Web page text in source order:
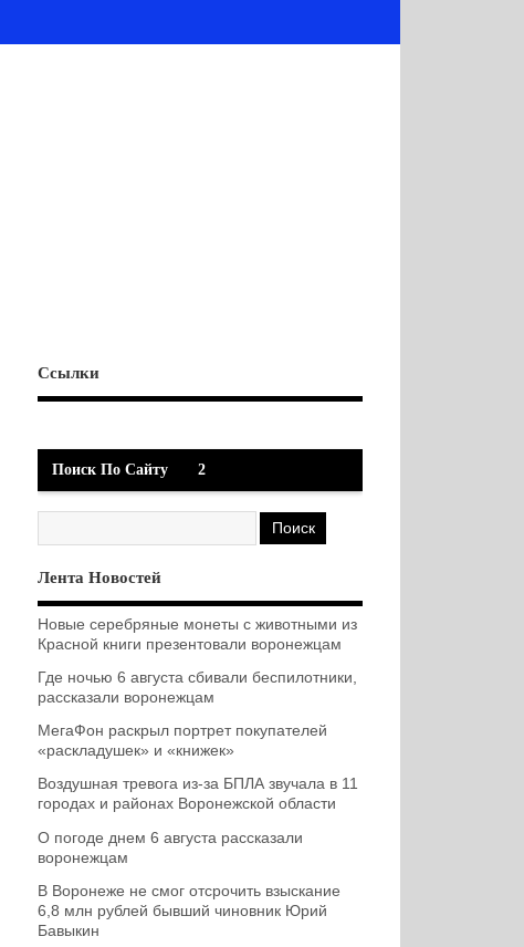
Ссылки
Поиск По Сайту 2
Лента Новостей
Новые серебряные монеты с животными из
Красной книги презентовали воронежцам
Где ночью 6 августа сбивали беспилотники,
рассказали воронежцам
МегаФон раскрыл портрет покупателей
«раскладушек» и «книжек»
Воздушная тревога из-за БПЛА звучала в 11
городах и районах Воронежской области
О погоде днем 6 августа рассказали
воронежцам
В Воронеже не смог отсрочить взыскание
6,8 млн рублей бывший чиновник Юрий
Бавыкин